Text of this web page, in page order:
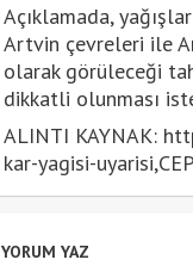
Açıklamada,
Artvin çevreleri ile
olarak görüleceği
dikkatli olunması
ALINTI KAYNAK:
kar-yagisi-
YORUM YAZ